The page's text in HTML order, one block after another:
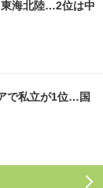
海北陸…2位は中
で私立が1位…国